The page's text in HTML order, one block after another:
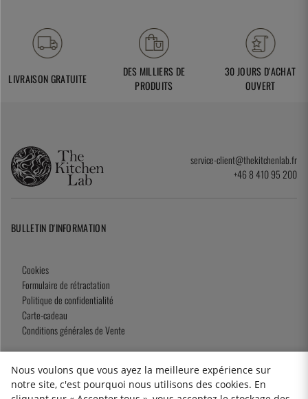
LIVRAISON GRATUITE
DES MILLIERS DE
PRODUITS
30 JOURS D'ACHAT
OUVERT
service-client@thekitchenlab.fr
+46 8 410 95 200
BULLETIN D'INFORMATION
Cookies
Formulaire de rétractation
Politique de confidentialité
Carte-cadeau
Conditions générales de Vente
2026 KitchenLab AB
Nous voulons que vous ayez la meilleure expérience sur
notre site, c'est pourquoi nous utilisons des cookies. En